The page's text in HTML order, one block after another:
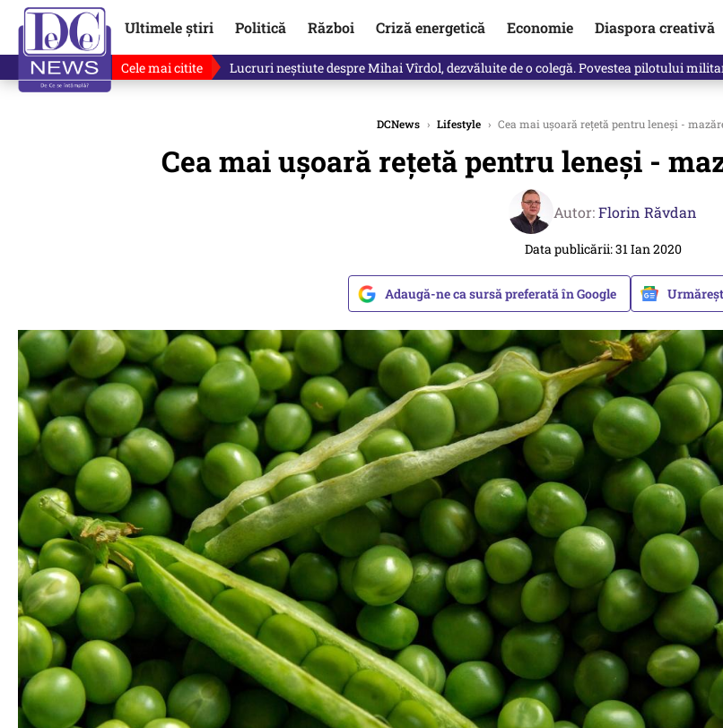
Ultimele știri Politică Război Criză energetică Economie Diaspora creativă
Cele mai citite „Mă uit și sper să nu fie adevărat ce se întâmplă!“ Propunerea Oanei Gheorghiu care
DCNews › Lifestyle › Cea mai uşoară reţetă pentru leneşi -
Cea mai uşoară reţetă pentru leneşi -
Autor:Florin Răvdan
Data publicării: 31 Ian 2020
Adaugă-ne ca sursă preferată în Google